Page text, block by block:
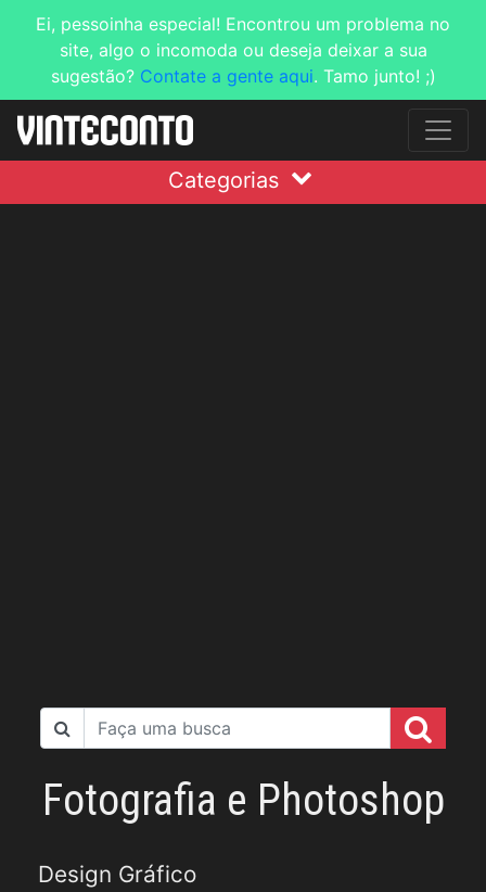
Ei, pessoinha especial! Encontrou um problema no
site, algo o incomoda ou deseja deixar a sua
sugestão? Contate a gente aqui. Tamo junto! ;)
Categorias
Fotografia e Photoshop
Design Gráfico